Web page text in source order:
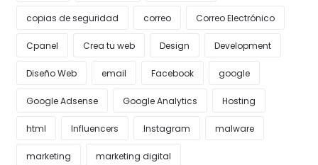
copias de seguridad correo Correo Electrónico
Cpanel Crea tu web Design Development
Diseño Web email Facebook google
Google Adsense Google Analytics Hosting
html Influencers Instagram malware
marketing marketing digital